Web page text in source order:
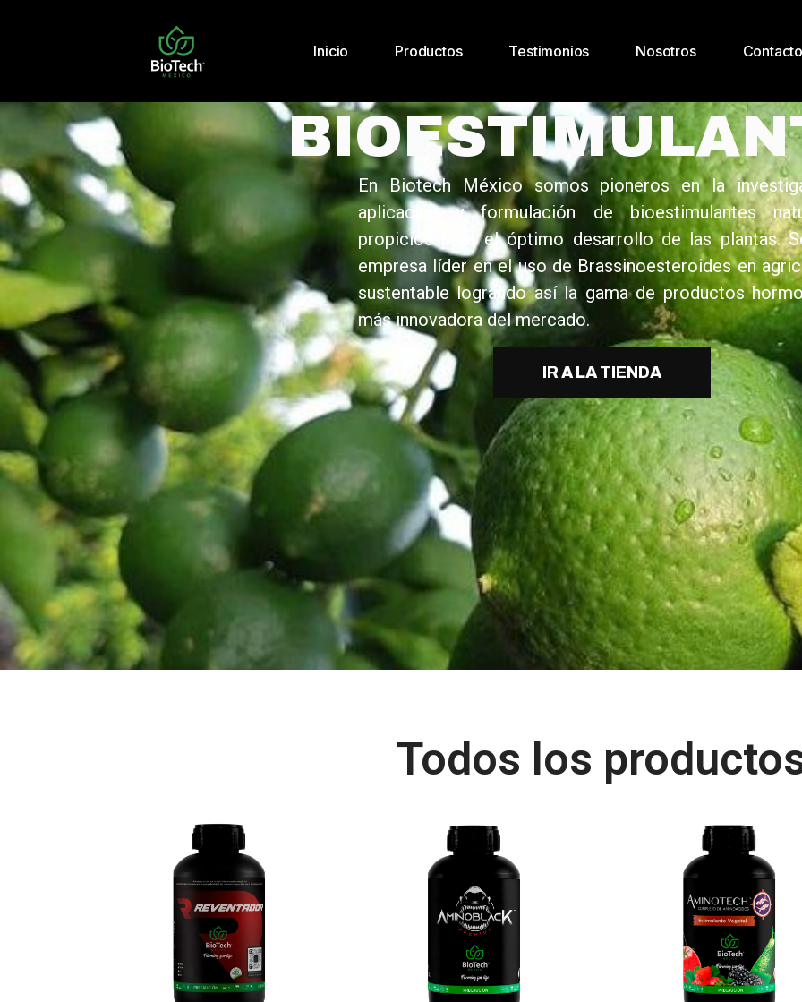
Inicio Productos Testimonios Nosotros
En Biotech México somos pioneros en la
aplicación y formulación de bioestimulantes
propicios para el óptimo desarrollo de las plantas.
empresa líder en el uso de Brassinoesteroides en
sustentable logrando así la gama de productos
más innovadora del mercado.
IR A LA TIENDA
Todos los